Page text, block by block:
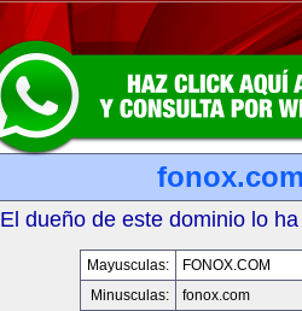
El dueño de este dominio lo
Mayusculas:
FONOX.COM
Minusculas:
fonox.com